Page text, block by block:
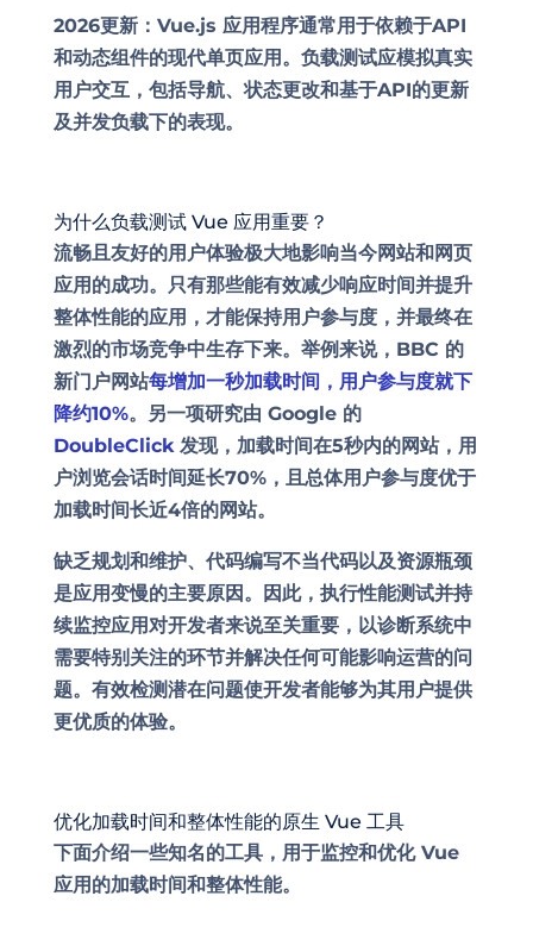
2026更新： Vue.js 应用程序通常用于依赖于API
和动态组件的现代单页应用。负载测试应模拟真实
用户交互，包括导航、状态更改和基于API的更新
及并发负载下的表现。
为什么负载测试 Vue 应用重要？
流畅且友好的用户体验极大地影响当今网站和网页
应用 的成功。只有那些能有效减少响应时间并提升
整体性能的应用，才能保持用户参与度，并最终在
激烈的市场竞争中生存下来。举例来说，BBC 的
新门户网站每增加一秒加载时间，用户参与度就下
降约10%。另一项研究由 Google 的
DoubleClick发现，加载时间在5秒内的网站，用
户浏览会话时间延长70%，且总体用户参与度优于
加载时间长近4倍的网站。
缺乏规划和维护、代码编写不当代码以及资源瓶颈
是应用变慢的主要原因。因此，执行性能测试并持
续监控应用对开发者来说至关重要，以诊断系统中
需要特别关注的环节并解决任何可能影响运营的问
题。有效检测潜在问题使开发者能够为其用户提供
更优质的体验。
优化加载时间和整体性能的原生 Vue 工具
下面介绍一些知名的工具，用于监控和优化 Vue
应用的加载时间和整体性能。